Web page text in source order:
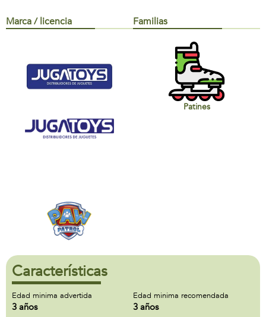
Marca / licencia Familias
Patines
Características
Edad minima advertida
3 años
Edad minima recomendada
3 años